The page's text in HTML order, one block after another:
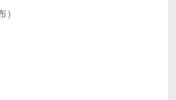
）